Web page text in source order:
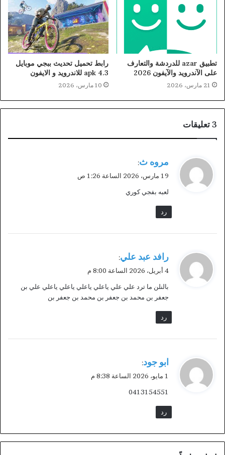
تطبيق azar للدردشة والتعارف
على الآندرويد والآيفون 2026
21 مارس، 2026
رابط تحميل تحديث ببجي موبايل
4.3 apk للاندرويد و الايفون
10 مارس، 2026
‫3 تعليقات
ل
مروه ث:
19 مارس، 2026 الساعة 1:26 ص
لعبه بفجي كوري
رد
ل
رافد عبد علي:
4 أبريل، 2026 الساعة 8:00 م
بالنلن ما ترد علي علي ياعلي ياعلي ياعلي ياعلي علي بن
جعفر بن محمد بن جعفر بن محمد بن جعفر بن
رد
ي
ل
ابو جود:
1 مايو، 2026 الساعة 8:38 م
0413154551
رد